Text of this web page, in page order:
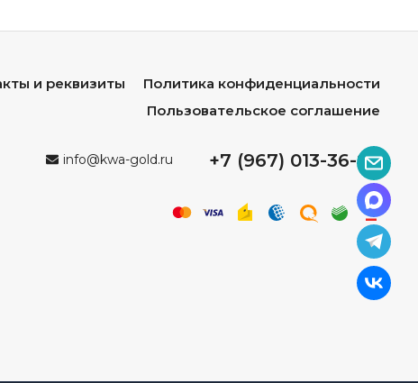
и реквизиты
Политика конфиденциальности
Пользовательское соглашение
info@kwa-gold.ru +7 (967) 013-36-96